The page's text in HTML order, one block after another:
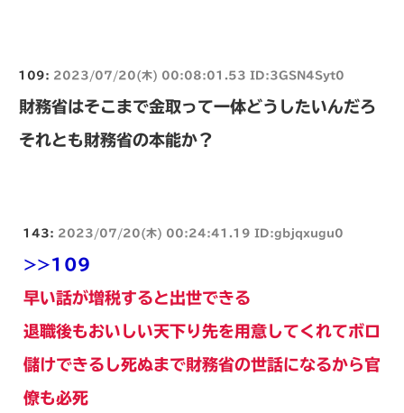
109: 2023/07/20(木) 00:08:01.53 ID:3GSN4Syt0
財務省はそこまで金取って一体どうしたいんだろ
それとも財務省の本能か？
143: 2023/07/20(木) 00:24:41.19 ID:gbjqxugu0
>>109
早い話が増税すると出世できる
退職後もおいしい天下り先を用意してくれてボロ
儲けできるし死ぬまで財務省の世話になるから官
僚も必死